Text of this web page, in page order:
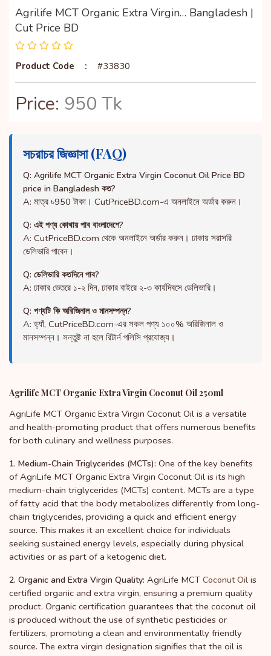
Agrilife MCT Organic Extra Virgin… Bangladesh |
Cut Price BD
Product Code : #33830
Price: 950 Tk
সচরাচর জিজ্ঞাসা (FAQ)
Q: Agrilife MCT Organic Extra Virgin Coconut Oil Price BD
price in Bangladesh কত?
A: মাত্র ৳950 টাকা। CutPriceBD.com-এ অনলাইনে অর্ডার করুন।
Q: এই পণ্য কোথায় পাব বাংলাদেশে?
A: CutPriceBD.com থেকে অনলাইনে অর্ডার করুন। ঢাকায় সরাসরি
ডেলিভারি পাবেন।
Q: ডেলিভারি কতদিনে পাব?
A: ঢাকার ভেতরে ১-২ দিন, ঢাকার বাইরে ২-৩ কার্যদিবসে ডেলিভারি।
Q: পণ্যটি কি অরিজিনাল ও মানসম্পন্ন?
A: হ্যাঁ, CutPriceBD.com-এর সকল পণ্য ১০০% অরিজিনাল ও
মানসম্পন্ন। সন্তুষ্ট না হলে রিটার্ন পলিসি প্রযোজ্য।
Agrilife MCT Organic Extra Virgin Coconut Oil 250ml
AgriLife MCT Organic Extra Virgin Coconut Oil is a versatile
and health-promoting product that offers numerous benefits
for both culinary and wellness purposes.
1. Medium-Chain Triglycerides (MCTs): One of the key benefits
of AgriLife MCT Organic Extra Virgin Coconut Oil is its high
medium-chain triglycerides (MCTs) content. MCTs are a type
of fatty acid that the body metabolizes differently from long-
chain triglycerides, providing a quick and efficient energy
source. This makes it an excellent choice for individuals
seeking sustained energy levels, especially during physical
activities or as part of a ketogenic diet.
2. Organic and Extra Virgin Quality: AgriLife MCT Coconut Oil is
certified organic and extra virgin, ensuring a premium quality
product. Organic certification guarantees that the coconut oil
is produced without the use of synthetic pesticides or
fertilizers, promoting a clean and environmentally friendly
source. The extra virgin designation signifies that the oil is